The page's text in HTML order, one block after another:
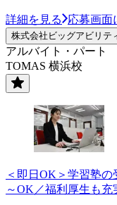
詳細を見る 応募画面
株式会社ビッグアビリテ
アルバイト・パート
TOMAS 横浜校
＜即日OK＞学習塾の
～OK／福利厚生も充